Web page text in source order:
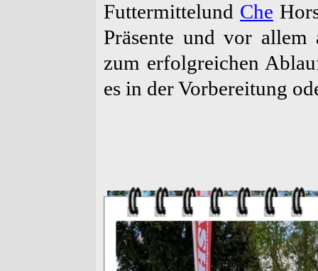
Futtermittelund Che
Präsente und vor
zum erfolgreichen
es in der Vorbereitung